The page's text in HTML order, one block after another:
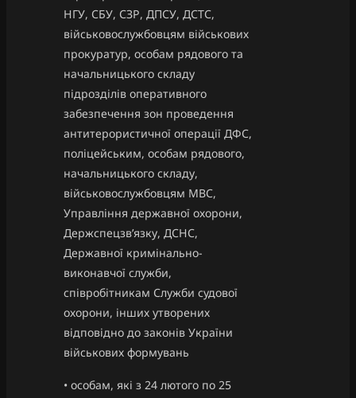
НГУ, СБУ, СЗР, ДПСУ, ДСТС,
військовослужбовцям військових
прокуратур, особам рядового та
начальницького складу
підрозділів оперативного
забезпечення зон проведення
антитерористичної операції ДФС,
поліцейським, особам рядового,
начальницького складу,
військовослужбовцям МВС,
Управління державної охорони,
Держспецзв’язку, ДСНС,
Державної кримінально-
виконавчої служби,
співробітникам Служби судової
охорони, інших утворених
відповідно до законів України
військових формувань
• особам, які з 24 лютого по 25